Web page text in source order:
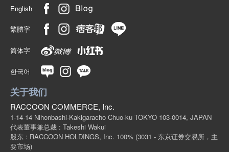
English
繁體字
简体字
한국어
关于我们
RACCOON COMMERCE, Inc.
1-14-14 Nihonbashi-Kakigaracho Chuo-ku TOKYO 103-0014, JAPAN
代表董事兼总裁 : Takeshi Wakui
股东 : RACCOON HOLDINGS, Inc. 100% (3031 - 东京证券交易所，主
要市场)